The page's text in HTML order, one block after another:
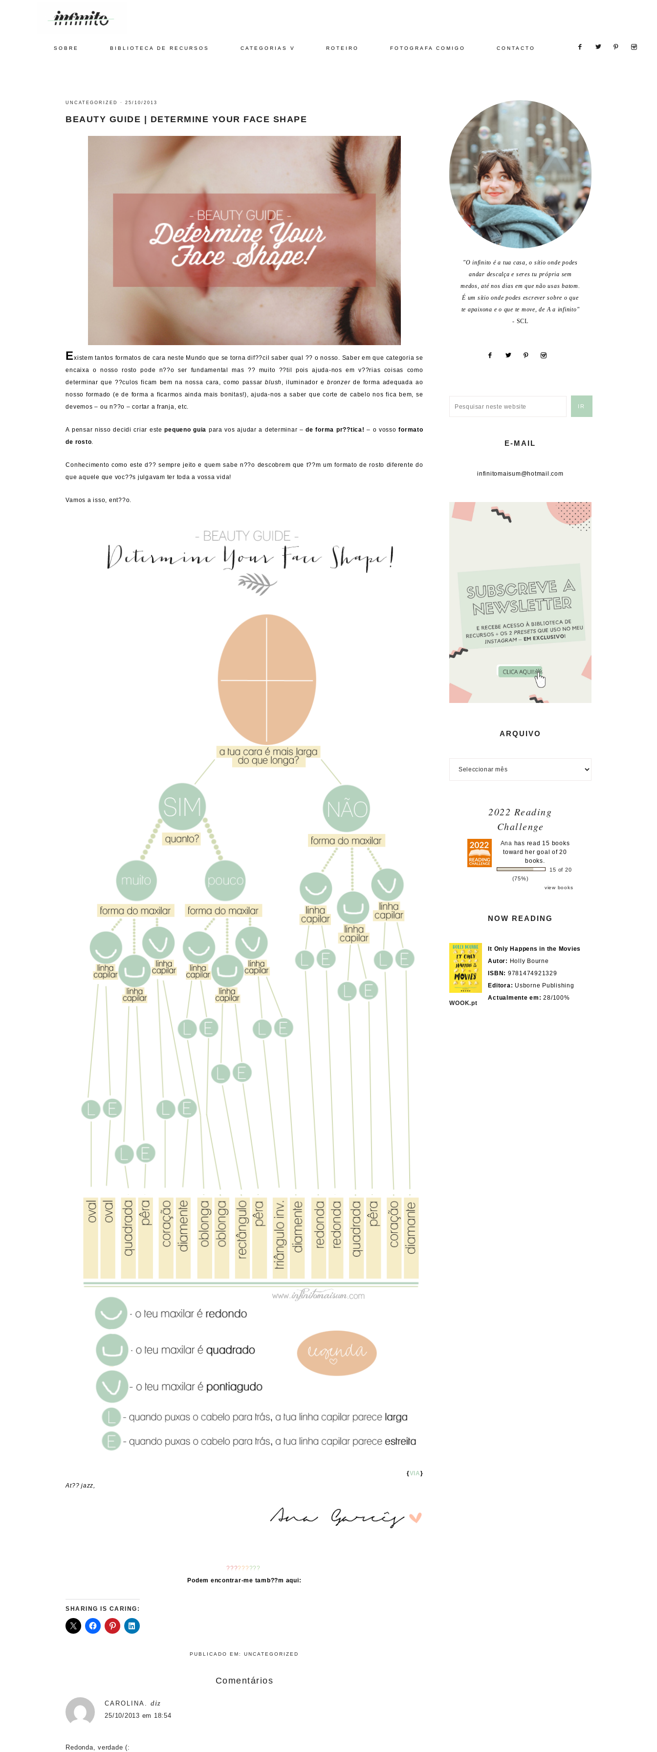
SOBRE BIBLIOTECA DE RECURSOS CATEGORIAS V ROTEIRO FOTOGRAFA COMIGO CONTACTO
UNCATEGORIZED ·25/10/2013
BEAUTY GUIDE | DETERMINE YOUR FACE SHAPE
Existem tantos formatos de cara neste Mundo que se torna dif??cil saber qual ?? o nosso. Saber em que categoria se
encaixa o nosso rosto pode n??o ser fundamental mas ?? muito ??til pois ajuda-nos em v??rias coisas como
determinar que ??culos ficam bem na nossa cara, como passarblush , iluminador ebronzerde forma adequada ao
nosso formado (e de forma a ficarmos ainda mais bonitas!), ajuda-nos a saber que corte de cabelo nos fica bem, se
devemos – ou n??o – cortar a franja, etc.
A pensar nisso decidi criar estepequeno guia para vos ajudar a determinar –de forma pr??tica! – o vossoformato
de rosto
Conhecimento como este d?? sempre jeito e quem sabe n??o descobrem que t??m um formato de rosto diferente do
que aquele que voc??s julgavam ter toda a vossa vida!
Vamos a isso, ent??o.
{VIA}
At?? jazz,
?????? ???
Podem encontrar-me tamb??m aqui:
SHARING IS CARING:
PUBLICADO EM:UNCATEGORIZED
Comentários
CAROLINA. diz
25/10/2013 em 18:54
Redonda, verdade (:
"O infinito é a tua casa, o sítio onde podes
andar descalça e seres tu própria sem
medos, até nos dias em que não usas batom.
É um sítio onde podes escrever sobre o que
te apaixona e o que te move, de A a infinito"
- SCL
E-MAIL
infinitomaisum@hotmail.com
ARQUIVO
2022 Reading
Challenge
Ana has read 15 books
toward her goal of 20
books.
15 of 20
(75%)
view books
NOW READING
WOOK.pt
It Only Happens in the Movies
Autor: Holly Bourne
ISBN: 9781474921329
Editora: Usborne Publishing
Actualmente em: 28/100%